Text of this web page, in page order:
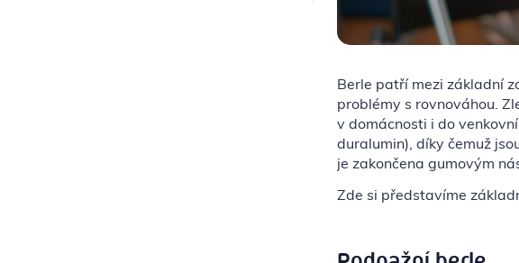
Berle patří mezi základní
problémy s rovnováhou.
v domácnosti i do
duralumin), díky čemuž
je zakončena gumovým
Zde si představíme